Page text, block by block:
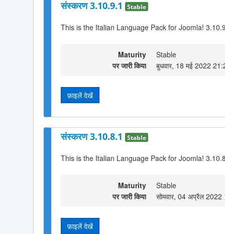
संस्करण 3.10.9.1 Stable
This is the Italian Language Pack for Joomla! 3.10.9
Maturity
Stable
पर जारी किया
बुधवार, 18 मई 2022
फ़ाइलें देखें
संस्करण 3.10.8.1 Stable
This is the Italian Language Pack for Joomla! 3.10.8
Maturity
Stable
पर जारी किया
सोमवार, 04 अप्रैल 2022
फ़ाइलें देखें